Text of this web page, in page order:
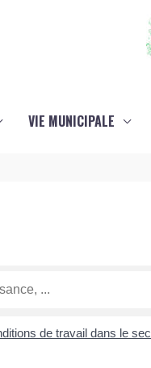
VIE MUNICIPALE
de travail dans le